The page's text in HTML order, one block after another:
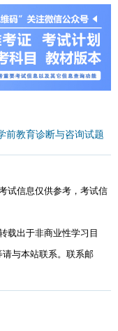
前教育诊断与咨询试题
试信息仅供参考，考试信
载出于非商业性学习目
与本站联系。联系邮